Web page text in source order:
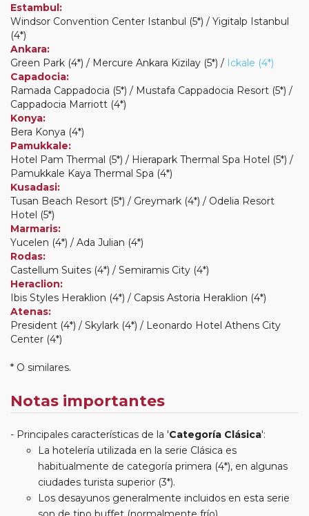
Estambul:
Windsor Convention Center Istanbul (5*) / Yigitalp Istanbul
(4*)
Ankara:
Green Park (4*) / Mercure Ankara Kizilay (5*) / Ickale (4*)
Capadocia:
Ramada Cappadocia (5*) / Mustafa Cappadocia Resort (5*) /
Cappadocia Marriott (4*)
Konya:
Bera Konya (4*)
Pamukkale:
Hotel Pam Thermal (5*) / Hierapark Thermal Spa Hotel (5*) /
Pamukkale Kaya Thermal Spa (4*)
Kusadasi:
Tusan Beach Resort (5*) / Greymark (4*) / Odelia Resort
Hotel (5*)
Marmaris:
Yucelen (4*) / Ada Julian (4*)
Rodas:
Castellum Suites (4*) / Semiramis City (4*)
Heraclion:
Ibis Styles Heraklion (4*) / Capsis Astoria Heraklion (4*)
Atenas:
President (4*) / Skylark (4*) / Leonardo Hotel Athens City
Center (4*)
* O similares.
Notas importantes
Principales características de la 'Categoría Clásica':
La hotelería utilizada en la serie Clásica es
habitualmente de categoría primera (4*), en algunas
ciudades turista superior (3*).
Los desayunos generalmente incluidos en esta serie